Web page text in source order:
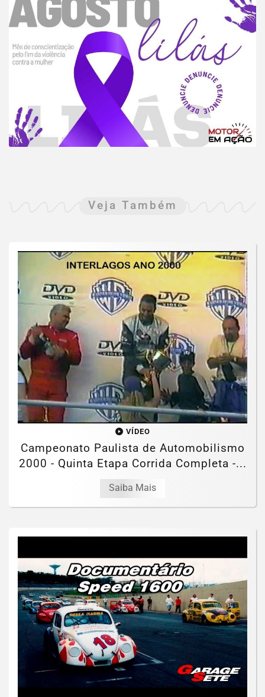
Veja Também
VÍDEO
Campeonato Paulista de Automobilismo
2000 - Quinta Etapa Corrida Completa -...
Saiba Mais